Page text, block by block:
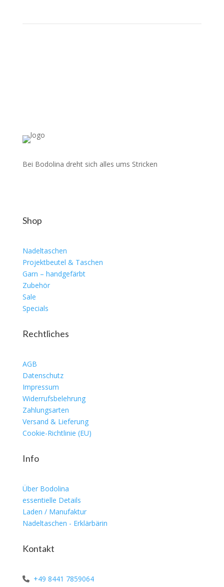
Bei Bodolina dreht sich alles ums Stricken
Shop
Nadeltaschen
Projektbeutel & Taschen
Garn – handgefärbt
Zubehör
Sale
Specials
Rechtliches
AGB
Datenschutz
Impressum
Widerrufsbelehrung
Zahlungsarten
Versand & Lieferung
Cookie-Richtlinie (EU)
Info
Über Bodolina
essentielle Details
Laden / Manufaktur
Nadeltaschen - Erklärbärin
Kontakt
+49 8441 7859064